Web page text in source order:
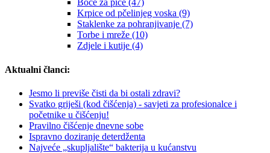
Boce za piće (47)
Krpice od pčelinjeg voska (9)
Staklenke za pohranjivanje (7)
Torbe i mreže (10)
Zdjele i kutije (4)
Aktualni članci:
Jesmo li previše čisti da bi ostali zdravi?
Svatko griješi (kod čišćenja) - savjeti za profesionalce i
početnike u čišćenju!
Pravilno čišćenje dnevne sobe
Ispravno doziranje deterdženta
Najveće „skupljalište“ bakterija u kućanstvu